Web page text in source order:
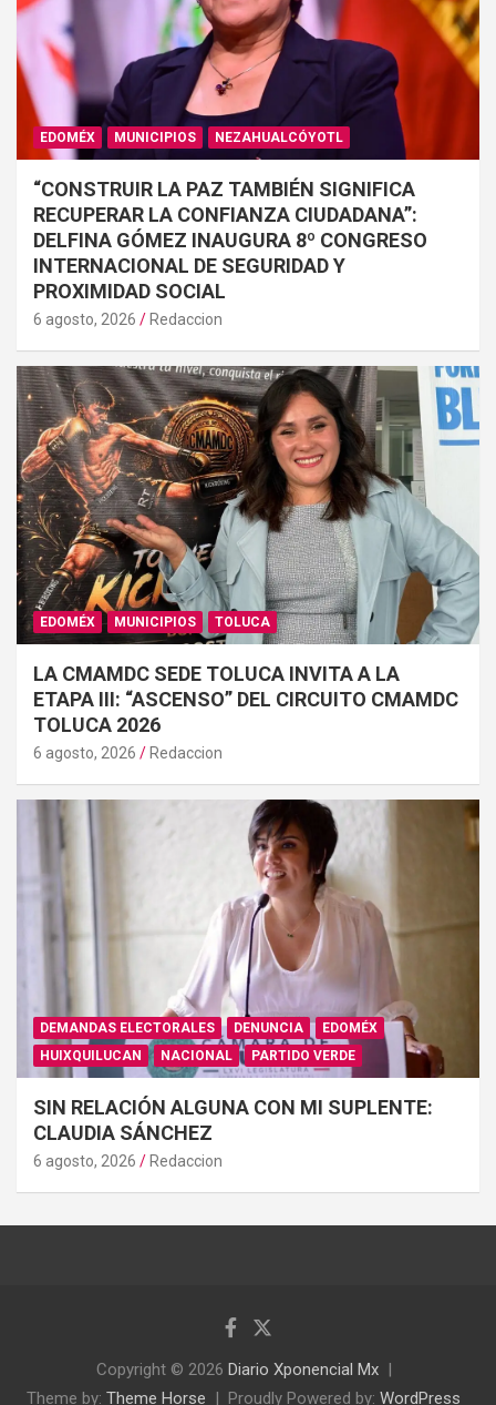
EDOMÉX MUNICIPIOS NEZAHUALCÓYOTL
“CONSTRUIR LA PAZ TAMBIÉN SIGNIFICA
RECUPERAR LA CONFIANZA CIUDADANA”:
DELFINA GÓMEZ INAUGURA 8º CONGRESO
INTERNACIONAL DE SEGURIDAD Y
PROXIMIDAD SOCIAL
6 agosto, 2026 Redaccion
EDOMÉX MUNICIPIOS TOLUCA
LA CMAMDC SEDE TOLUCA INVITA A LA
ETAPA III: “ASCENSO” DEL CIRCUITO CMAMDC
TOLUCA 2026
6 agosto, 2026 Redaccion
DEMANDAS ELECTORALES DENUNCIA
EDOMÉX
HUIXQUILUCAN
NACIONAL PARTIDO VERDE
SIN RELACIÓN ALGUNA CON MI SUPLENTE:
CLAUDIA SÁNCHEZ
6 agosto, 2026 Redaccion
Copyright © 2026 Diario Xponencial Mx
Theme by: Theme Horse Proudly Powered by: WordPress